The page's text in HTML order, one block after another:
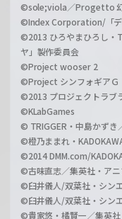
©sole;viola／Progetto
©Index Corporation/「デ
©2013 ひろやまひろし・
ヤ」製作委員会
©Project wooser 2
©Project シンフォギアＧ
©2013 プロジェクトラブ
©KLabGames
© TRIGGER・中島かずき
©橙乃ままれ・
©2014 DMM.com/
©古味直志／集英社・ア
©臼井儀人/双葉社・シン
©臼井儀人/双葉社・シン
©貴家悠・橘賢一／集英